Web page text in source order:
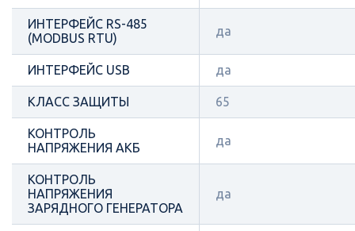
ИНТЕРФЕЙС RS-485
(MODBUS RTU)
да
ИНТЕРФЕЙС USB да
КЛАСС ЗАЩИТЫ 65
КОНТРОЛЬ
НАПРЯЖЕНИЯ АКБ
да
КОНТРОЛЬ
НАПРЯЖЕНИЯ
ЗАРЯДНОГО ГЕНЕРАТОРА
да